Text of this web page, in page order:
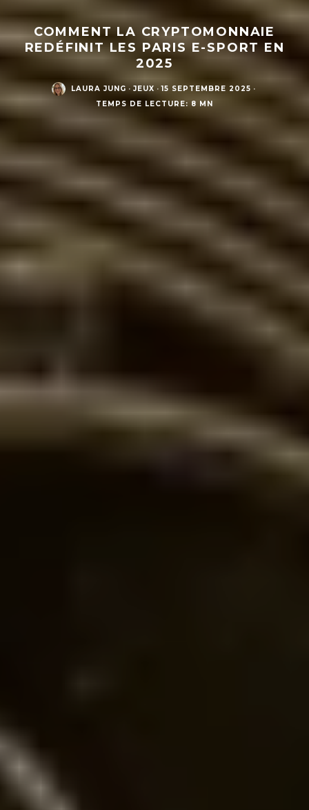
COMMENT LA CRYPTOMONNAIE
REDÉFINIT LES PARIS E-SPORT EN
2025
LAURA JUNG · JEUX · 15 SEPTEMBRE 2025 ·
TEMPS DE LECTURE: 8 MN